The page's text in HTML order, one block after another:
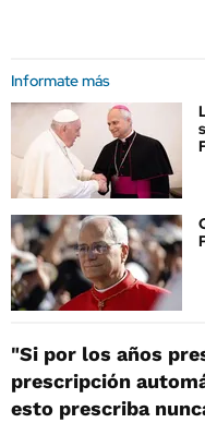
Informate más
"Si por los años
prescripción
esto prescriba